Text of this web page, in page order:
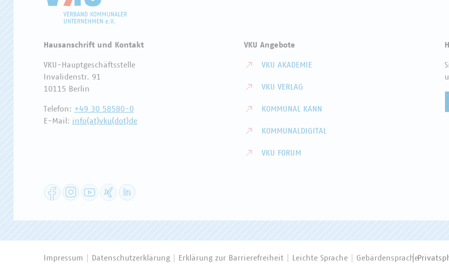
Hausanschrift und Kontakt
VKU-Hauptgeschäftsstelle
Invalidenstr. 91
10115 Berlin
Telefon: +49 30 58580-0
E-Mail: info(at)vku(dot)de
VKU Angebote
VKU AKADEMIE
VKU VERLAG
KOMMUNAL KANN
KOMMUNALDIGITAL
VKU FORUM
FacebookInstagramYouTube XING
Impressum Datenschutzerklärung Erklärung zur Barrierefreiheit Leichte Sprache Gebärdensprache